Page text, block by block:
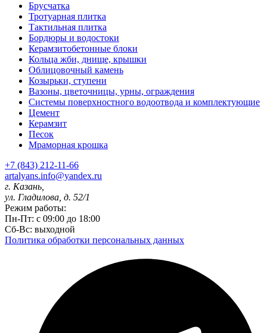
Брусчатка
Тротуарная плитка
Тактильная плитка
Бордюры и водостоки
Керамзитобетонные блоки
Кольца жби, днище, крышки
Облицовочный камень
Козырьки, ступени
Вазоны, цветочницы, урны, ограждения
Системы поверхностного водоотвода и комплектующие
Цемент
Керамзит
Песок
Мраморная крошка
+7 (843) 212-11-66
artalyans.info@yandex.ru
г. Казань,
ул. Гладилова, д. 52/1
Режим работы:
Пн-Пт: с 09:00 до 18:00
Сб-Вс: выходной
Политика обработки персональных данных